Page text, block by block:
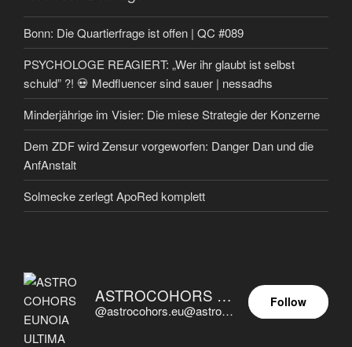
Bonn: Die Quartierfrage ist offen | QC #089
PSYCHOLOGE REAGIERT: „Wer ihr glaubt ist selbst
schuld” ?! 💀 Medfluencer sind sauer | nessadhs
Minderjährige im Visier: Die miese Strategie der Konzerne
Dem ZDF wird Zensur vorgeworfen: Danger Dan und die
AnfAnstalt
Solmecke zerlegt ApoRed komplett
ASTROCOHORS EUNOIA ULTIMA
@astrocohors.eu@astrocohors.eu
Follow